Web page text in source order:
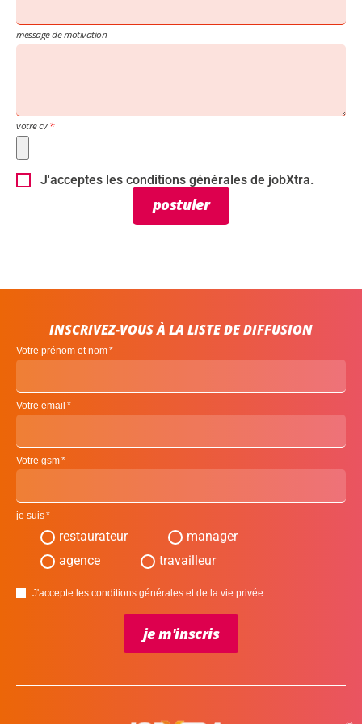
message de motivation
votre cv
J'acceptes les conditions générales de jobXtra.
postuler
INSCRIVEZ-VOUS À LA LISTE DE DIFFUSION
Votre prénom et nom
Votre email
Votre gsm
je suis
restaurateur
manager
agence
travailleur
J'accepte les conditions générales et de la vie privée
je m'inscris